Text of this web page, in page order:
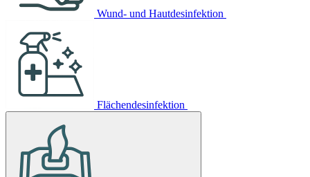
Wund- und Hautdesinfektion
Flächendesinfektion